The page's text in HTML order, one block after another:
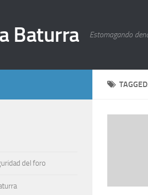
Baturra Estomagando
del foro